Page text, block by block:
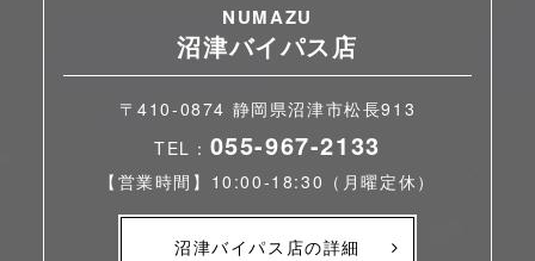
NUMAZU
沼津バイパス店
〒410-0874 静岡県沼津市松長913
TEL： 055-967-2133
【営業時間】10:00-18:30（月曜定休）
沼津バイパス店の詳細